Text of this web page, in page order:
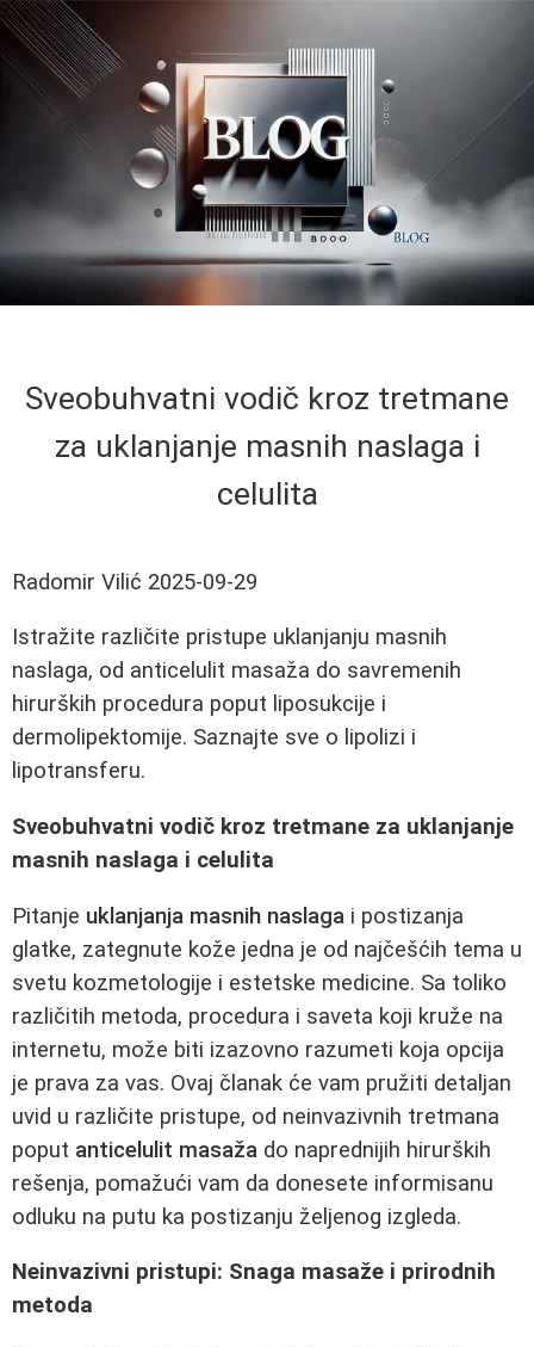
Sveobuhvatni vodič kroz tretmane
za uklanjanje masnih naslaga i
celulita
Radomir Vilić 2025-09-29
Istražite različite pristupe uklanjanju masnih
naslaga, od anticelulit masaža do savremenih
hirurških procedura poput liposukcije i
dermolipektomije. Saznajte sve o lipolizi i
lipotransferu.
Sveobuhvatni vodič kroz tretmane za uklanjanje
masnih naslaga i celulita
Pitanje uklanjanja masnih naslaga i postizanja
glatke, zategnute kože jedna je od najčešćih tema u
svetu kozmetologije i estetske medicine. Sa toliko
različitih metoda, procedura i saveta koji kruže na
internetu, može biti izazovno razumeti koja opcija
je prava za vas. Ovaj članak će vam pružiti detaljan
uvid u različite pristupe, od neinvazivnih tretmana
poput anticelulit masaža do naprednijih hirurških
rešenja, pomažući vam da donesete informisanu
odluku na putu ka postizanju željenog izgleda.
Neinvazivni pristupi: Snaga masaže i prirodnih
metoda